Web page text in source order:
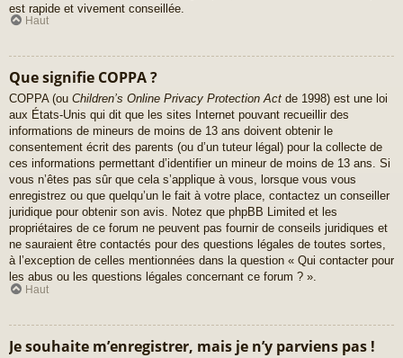
est rapide et vivement conseillée.
Haut
Que signifie COPPA ?
COPPA (ou Children’s Online Privacy Protection Act de 1998) est une loi
aux États-Unis qui dit que les sites Internet pouvant recueillir des
informations de mineurs de moins de 13 ans doivent obtenir le
consentement écrit des parents (ou d’un tuteur légal) pour la collecte de
ces informations permettant d’identifier un mineur de moins de 13 ans. Si
vous n’êtes pas sûr que cela s’applique à vous, lorsque vous vous
enregistrez ou que quelqu’un le fait à votre place, contactez un conseiller
juridique pour obtenir son avis. Notez que phpBB Limited et les
propriétaires de ce forum ne peuvent pas fournir de conseils juridiques et
ne sauraient être contactés pour des questions légales de toutes sortes,
à l’exception de celles mentionnées dans la question « Qui contacter pour
les abus ou les questions légales concernant ce forum ? ».
Haut
Je souhaite m’enregistrer, mais je n’y parviens pas !